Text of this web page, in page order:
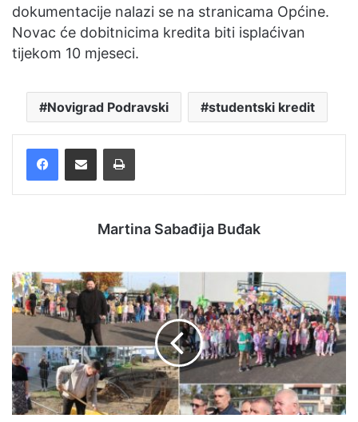
dokumentacije nalazi se na stranicama Općine.
Novac će dobitnicima kredita biti isplaćivan
tijekom 10 mjeseci.
Novigrad Podravski studentski kredit
Martina Sabađija Buđak